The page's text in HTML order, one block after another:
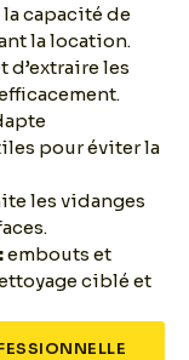
capacité de
la location.
d’extraire les
pour éviter la
les vidanges
embouts et
ciblé et